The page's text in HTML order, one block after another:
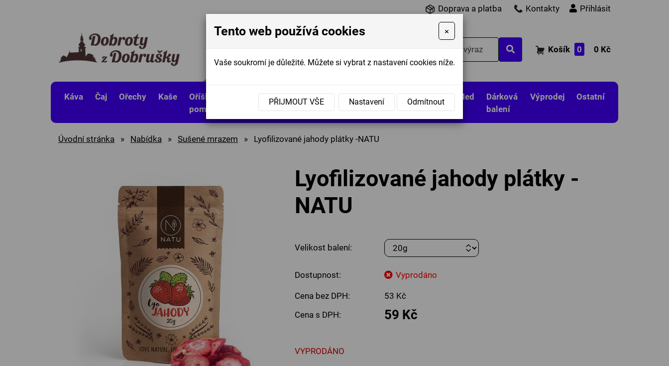
Doprava a platba Kontakty Přihlásit
Košík 0 0 Kč
Káva Čaj Ořechy Kaše
Oříškové
pomazanky
Marmelády
a džemy
Koření Nápoje Dipy
Sušené
mrazem
Med
Dárková
balení
Výprodej Ostatní
Úvodní stránka » Nabídka » Sušené mrazem » Lyofilizované jahody plátky -NATU
Lyofilizované jahody plátky -
NATU
Velikost balení:
Dostupnost: Vyprodáno
Cena bez DPH:
53 Kč
Cena s DPH:
59 Kč
VYPRODÁNO
Tento web používá cookies ×
Vaše soukromí je důležité. Můžete si vybrat z nastavení cookies níže.
PŘIJMOUT VŠE Nastavení Odmítnout